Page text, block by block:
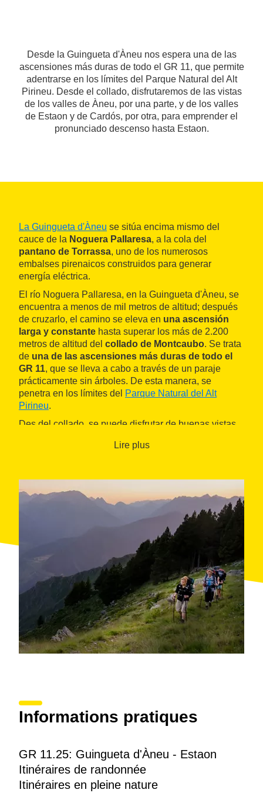
Desde la Guingueta d'Àneu nos espera una de las
ascensiones más duras de todo el GR 11, que permite
adentrarse en los límites del Parque Natural del Alt
Pirineu. Desde el collado, disfrutaremos de las vistas
de los valles de Àneu, por una parte, y de los valles
de Estaon y de Cardós, por otra, para emprender el
pronunciado descenso hasta Estaon.
La Guingueta d'Àneu se sitúa encima mismo del
cauce de la Noguera Pallaresa, a la cola del
pantano de Torrassa, uno de los numerosos
embalses pirenaicos construidos para generar
energía eléctrica.
El río Noguera Pallaresa, en la Guingueta d'Àneu, se
encuentra a menos de mil metros de altitud; después
de cruzarlo, el camino se eleva en una ascensión
larga y constante hasta superar los más de 2.200
metros de altitud del collado de Montcaubo. Se trata
de una de las ascensiones más duras de todo el
GR 11, que se lleva a cabo a través de un paraje
prácticamente sin árboles. De esta manera, se
penetra en los límites del Parque Natural del Alt
Pirineu.
Des del collado, se puede disfrutar de buenas vistas
de Estaon y de Cardós, por otra parte. El descenso
bajas, pròximas a los 1.200 metros.
Lire plus
Informations pratiques
GR 11.25: Guingueta d'Àneu - Estaon
Itinéraires de randonnée
Itinéraires en pleine nature